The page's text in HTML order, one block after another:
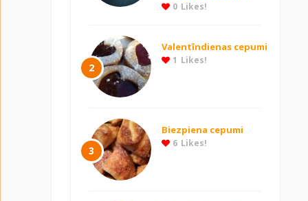
0 Likes!
2
Valentīndienas cepumi
1 Likes!
3
Biezpiena cepumi
6 Likes!